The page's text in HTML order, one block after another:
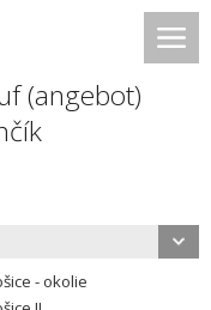
(angebot)
- okolie